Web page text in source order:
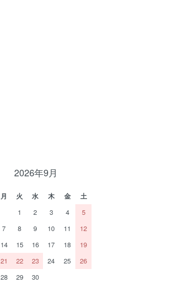
2026年9月
月 火 水 木 金
土
1
2 3 4
5
7 8 9 10 11
12
14 15 16 17 18
19
21 22 23 24 25
26
28 29 30